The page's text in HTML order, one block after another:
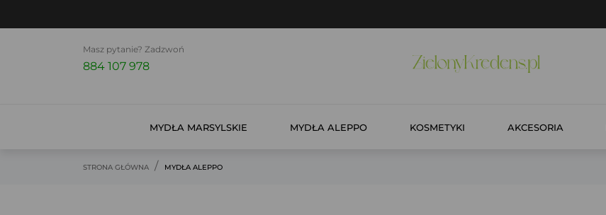
Masz pytanie? Zadzwoń
884 107 978
MYDŁA MARSYLSKIE MYDŁA ALEPPO KOSMETYKI AKCESORIA
STRONA GŁÓWNA MYDŁA ALEPPO